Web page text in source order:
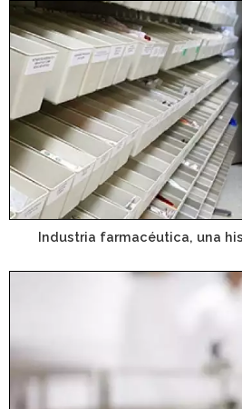
Industria farmacéutica, una